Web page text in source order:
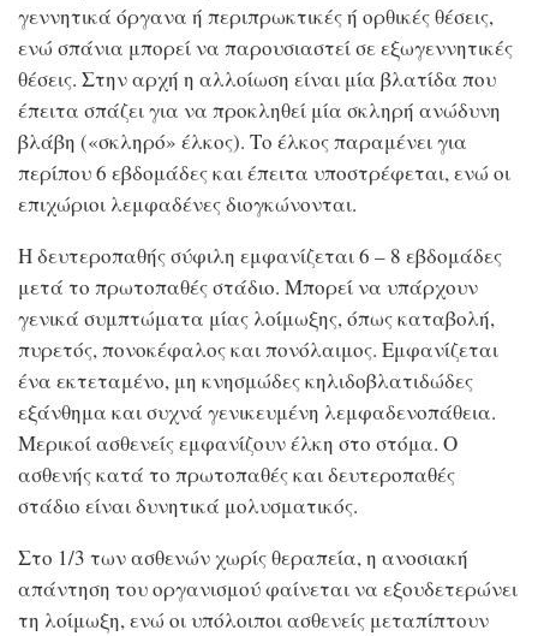
γεννητικά όργανα ή περιπρωκτικές ή ορθικές θέσεις,
ενώ σπάνια μπορεί να παρουσιαστεί σε εξωγεννητικές
θέσεις. Στην αρχή η αλλοίωση είναι μία βλατίδα που
έπειτα σπάζει για να προκληθεί μία σκληρή ανώδυνη
βλάβη («σκληρό» έλκος). Το έλκος παραμένει για
περίπου 6 εβδομάδες και έπειτα υποστρέφεται, ενώ οι
επιχώριοι λεμφαδένες διογκώνονται.
Η δευτεροπαθής σύφιλη εμφανίζεται 6 – 8 εβδομάδες
μετά το πρωτοπαθές στάδιο. Μπορεί να υπάρχουν
γενικά συμπτώματα μίας λοίμωξης, όπως καταβολή,
πυρετός, πονοκέφαλος και πονόλαιμος. Eμφανίζεται
ένα εκτεταμένο, μη κνησμώδες κηλιδοβλατιδώδες
εξάνθημα και συχνά γενικευμένη λεμφαδενοπάθεια.
Μερικοί ασθενείς εμφανίζουν έλκη στο στόμα. Ο
ασθενής κατά το πρωτοπαθές και δευτεροπαθές
στάδιο είναι δυνητικά μολυσματικός.
Στο 1/3 των ασθενών χωρίς θεραπεία, η ανοσιακή
απάντηση του οργανισμού φαίνεται να εξουδετερώνει
τη λοίμωξη, ενώ οι υπόλοιποι ασθενείς μεταπίπτουν